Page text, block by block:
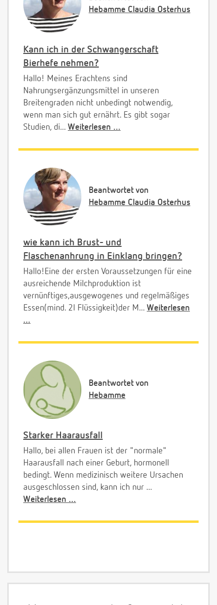
Hebamme Claudia Osterhus
Kann ich in der Schwangerschaft
Bierhefe nehmen?
Hallo! Meines Erachtens sind
Nahrungsergänzungsmittel in unseren
Breitengraden nicht unbedingt notwendig,
wenn man sich gut ernährt. Es gibt sogar
Studien, di... Weiterlesen ...
Beantwortet von
Hebamme Claudia Osterhus
wie kann ich Brust- und
Flaschenanhrung in Einklang bringen?
Hallo!Eine der ersten Voraussetzungen für eine
ausreichende Milchproduktion ist
vernünftiges,ausgewogenes und regelmäßiges
Essen(mind. 2l Flüssigkeit)der M... Weiterlesen
...
Beantwortet von
Hebamme
Starker Haarausfall
Hallo, bei allen Frauen ist der "normale"
Haarausfall nach einer Geburt, hormonell
bedingt. Wenn medizinisch weitere Ursachen
ausgeschlossen sind, kann ich nur ...
Weiterlesen ...